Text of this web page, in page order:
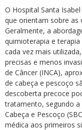
O Hospital Santa
que orientam sobre as
Geralmente, a
quimioterapia e
cada vez mais
precisas e menos
de Câncer (INCA),
de cabeça e pescoço
descoberta precoce
tratamento, segundo a
Cabeça e Pescoço
médica aos primeiros